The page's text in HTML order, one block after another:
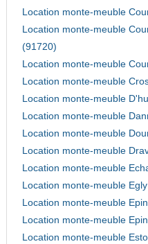
Location monte-meuble
Location monte-meuble
(91720)
Location monte-meuble
Location monte-meuble
Location monte-meuble
Location monte-meuble
Location monte-meuble
Location monte-meuble
Location monte-meuble
Location monte-meuble
Location monte-meuble
Location monte-meuble
Location monte-meuble